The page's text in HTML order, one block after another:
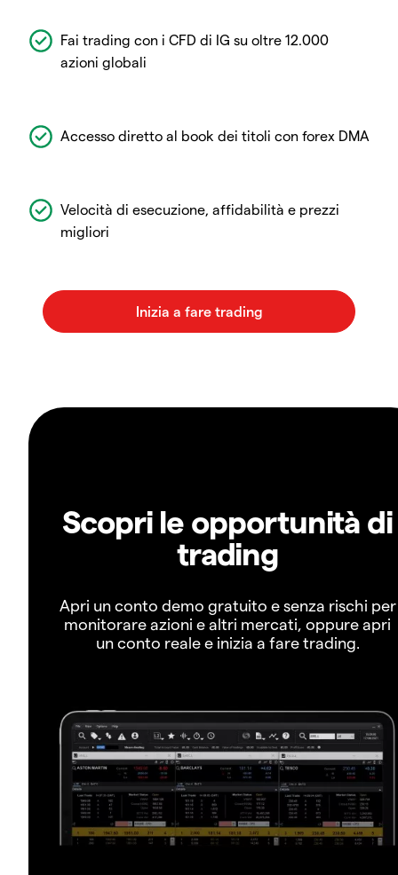
Fai trading con i CFD di IG su oltre 12.000
azioni globali
Accesso diretto al book dei titoli con forex DMA
Velocità di esecuzione, affidabilità e prezzi
migliori
Scopri le opportunità di
trading
Apri un conto demo gratuito e senza rischi per
monitorare azioni e altri mercati, oppure apri
un conto reale e inizia a fare trading.